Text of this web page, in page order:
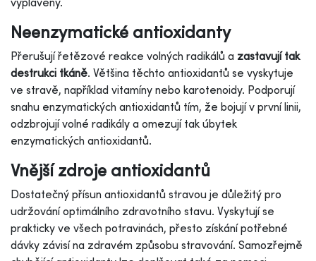
Neenzymatické antioxidanty
Přerušují řetězové reakce volných radikálů a zastavují tak
destrukci tkáně. Většina těchto antioxidantů se vyskytuje
ve stravě, například vitamíny nebo karotenoidy. Podporují
snahu enzymatických antioxidantů tím, že bojují v první linii,
odzbrojují volné radikály a omezují tak úbytek
enzymatických antioxidantů.
Vnější zdroje antioxidantů
Dostatečný přísun antioxidantů stravou je důležitý pro
udržování optimálního zdravotního stavu. Vyskytují se
prakticky ve všech potravinách, přesto získání potřebné
dávky závisí na zdravém způsobu stravování. Samozřejmě